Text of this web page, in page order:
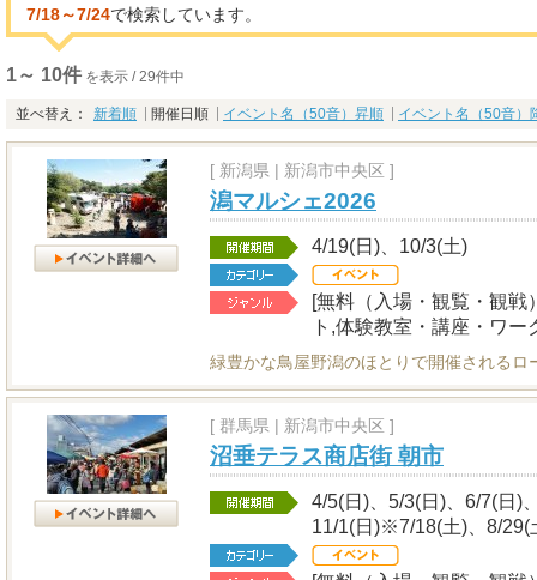
7/18～7/24で検索しています。
1～ 10件 を表示 / 29件中
並べ替え： 新着順 開催日順 イベント名（50音）昇順 イベント名（50音）
[ 新潟県 | 新潟市中央区 ]
潟マルシェ2026
4/19(日)、10/3(土)
[無料（入場・観覧・観戦
ト,体験教室・講座・ワー
緑豊かな鳥屋野潟のほとりで開催されるロ
[ 群馬県 | 新潟市中央区 ]
沼垂テラス商店街 朝市
4/5(日)、5/3(日)、6/7(日)
11/1(日)※7/18(土)、8/29(